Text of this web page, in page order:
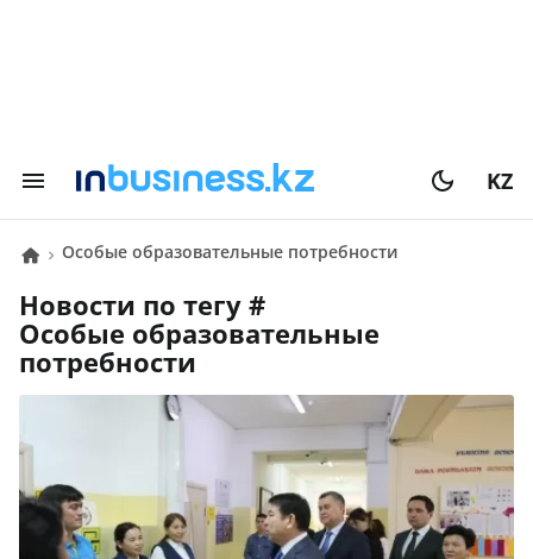
KZ
особые образовательные потребности
Новости по тегу #
особые образовательные
потребности